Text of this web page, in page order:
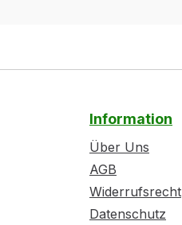
Information
Über Uns
AGB
Widerrufsrecht
Datenschutz